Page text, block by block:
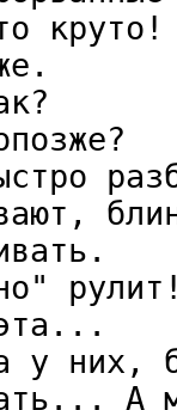
рулит!
у них,
А